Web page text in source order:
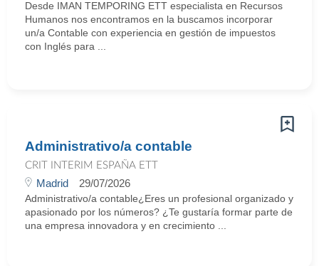
Desde IMAN TEMPORING ETT especialista en Recursos
Humanos nos encontramos en la buscamos incorporar
un/a Contable con experiencia en gestión de impuestos
con Inglés para ...
Administrativo/a contable
CRIT INTERIM ESPAÑA ETT
Madrid 29/07/2026
Administrativo/a contable¿Eres un profesional organizado y
apasionado por los números? ¿Te gustaría formar parte de
una empresa innovadora y en crecimiento ...